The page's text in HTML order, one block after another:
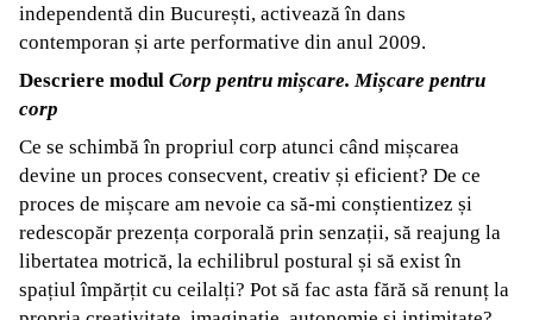
independentă din București, activează în dans
contemporan și arte performative din anul 2009.
Descriere modul Corp pentru mișcare. Mișcare pentru
corp
Ce se schimbă în propriul corp atunci când mișcarea
devine un proces consecvent, creativ și eficient? De ce
proces de mișcare am nevoie ca să-mi conștientizez și
redescopăr prezența corporală prin senzații, să reajung la
libertatea motrică, la echilibrul postural și să exist în
spațiul împărțit cu ceilalți? Pot să fac asta fără să renunț la